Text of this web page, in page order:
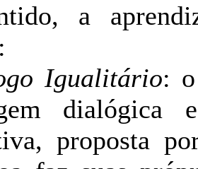
a
Igualitário:
proposta